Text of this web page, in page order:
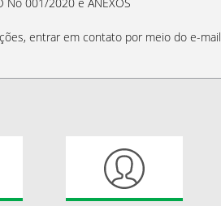
entrar em contato por meio do e-mail